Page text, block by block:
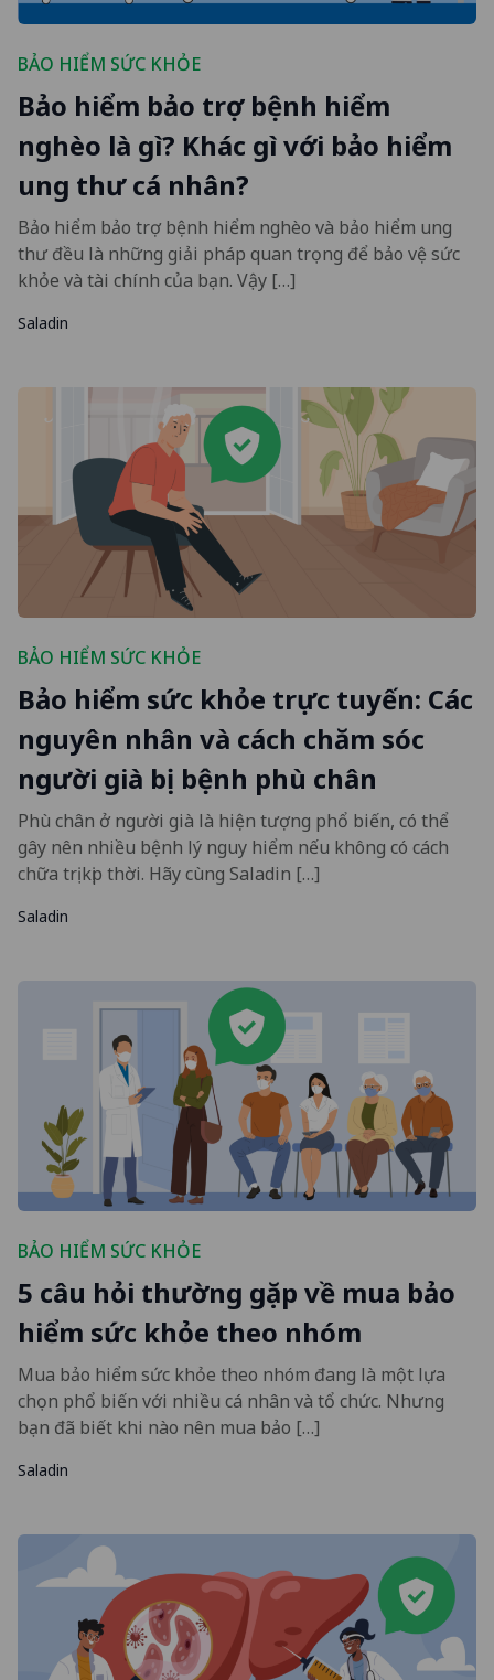
BẢO HIỂM SỨC KHỎE
Bảo hiểm bảo trợ bệnh hiểm
nghèo là gì? Khác gì với bảo hiểm
ung thư cá nhân?
Bảo hiểm bảo trợ bệnh hiểm nghèo và bảo hiểm ung
thư đều là những giải pháp quan trọng để bảo vệ sức
khỏe và tài chính của bạn. Vậy […]
Saladin
BẢO HIỂM SỨC KHỎE
Bảo hiểm sức khỏe trực tuyến: Các
nguyên nhân và cách chăm sóc
người già bị bệnh phù chân
Phù chân ở người già là hiện tượng phổ biến, có thể
gây nên nhiều bệnh lý nguy hiểm nếu không có cách
chữa trị kịp thời. Hãy cùng Saladin […]
Saladin
BẢO HIỂM SỨC KHỎE
5 câu hỏi thường gặp về mua bảo
hiểm sức khỏe theo nhóm
Mua bảo hiểm sức khỏe theo nhóm đang là một lựa
chọn phổ biến với nhiều cá nhân và tổ chức. Nhưng
bạn đã biết khi nào nên mua bảo […]
Saladin